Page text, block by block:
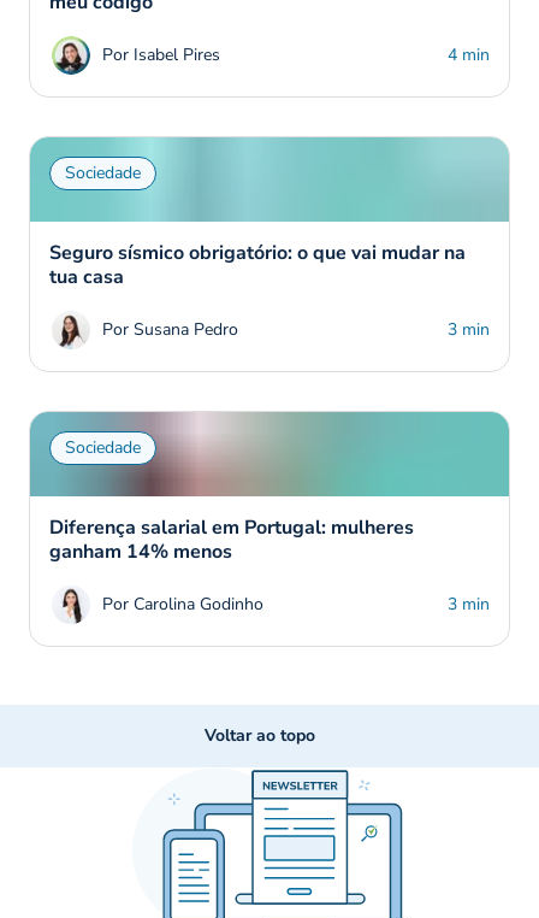
Por Isabel Pires 4 min
Sociedade
Seguro sísmico obrigatório: o que vai mudar na
tua casa
Por Susana Pedro 3 min
Sociedade
Diferença salarial em Portugal: mulheres
ganham 14% menos
Por Carolina Godinho 3 min
Voltar ao topo